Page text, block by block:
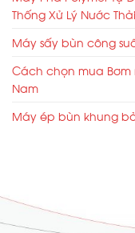
Thống Xử Lý Nước
Máy sấy bùn công
Cách chọn mua
Nam
Máy ép bùn khung